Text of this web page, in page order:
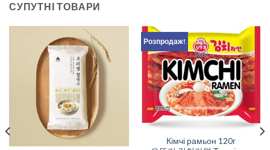
СУПУТНІ ТОВАРИ
Розпродаж!
Кімчі рамьон 120г